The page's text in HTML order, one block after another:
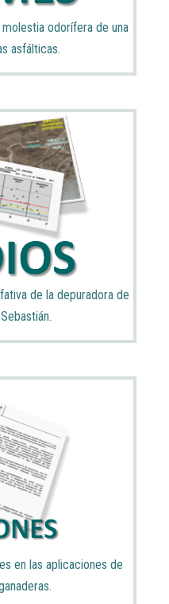
odorífera de una
asfálticas.
de la depuradora de
en las aplicaciones de